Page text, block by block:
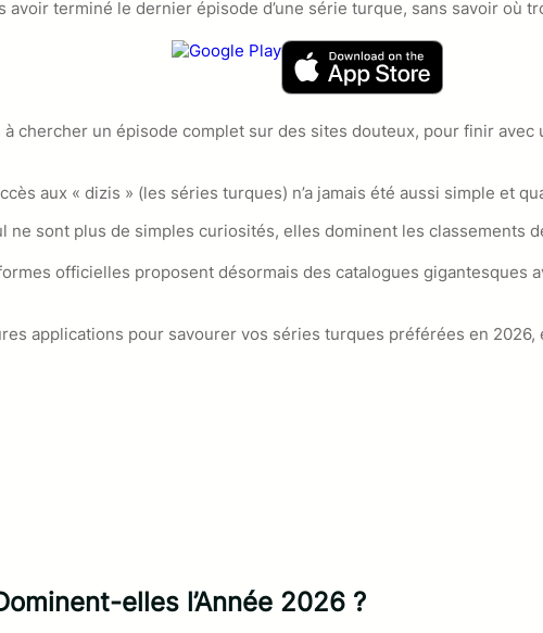
terminé le dernier épisode d’une série turque, sans savoir où
chercher un épisode complet sur des sites douteux, pour finir
aux « dizis » (les séries turques) n’a jamais été aussi simple et
ne sont plus de simples curiosités, elles dominent les classements
officielles proposent désormais des catalogues gigantesques
applications pour savourer vos séries turques préférées en 2026,
elles l’Année 2026 ?